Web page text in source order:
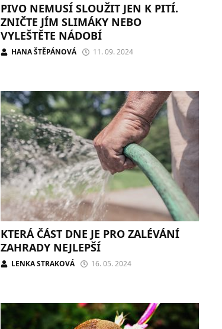
PIVO NEMUSÍ SLOUŽIT JEN K PITÍ.
ZNIČTE JÍM SLIMÁKY NEBO
VYLEŠTĚTE NÁDOBÍ
HANA ŠTĚPÁNOVÁ 11. 09. 2024
KTERÁ ČÁST DNE JE PRO ZALÉVÁNÍ
ZAHRADY NEJLEPŠÍ
LENKA STRAKOVÁ 16. 05. 2024